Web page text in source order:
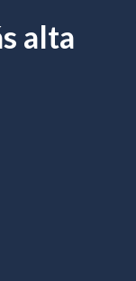
alta